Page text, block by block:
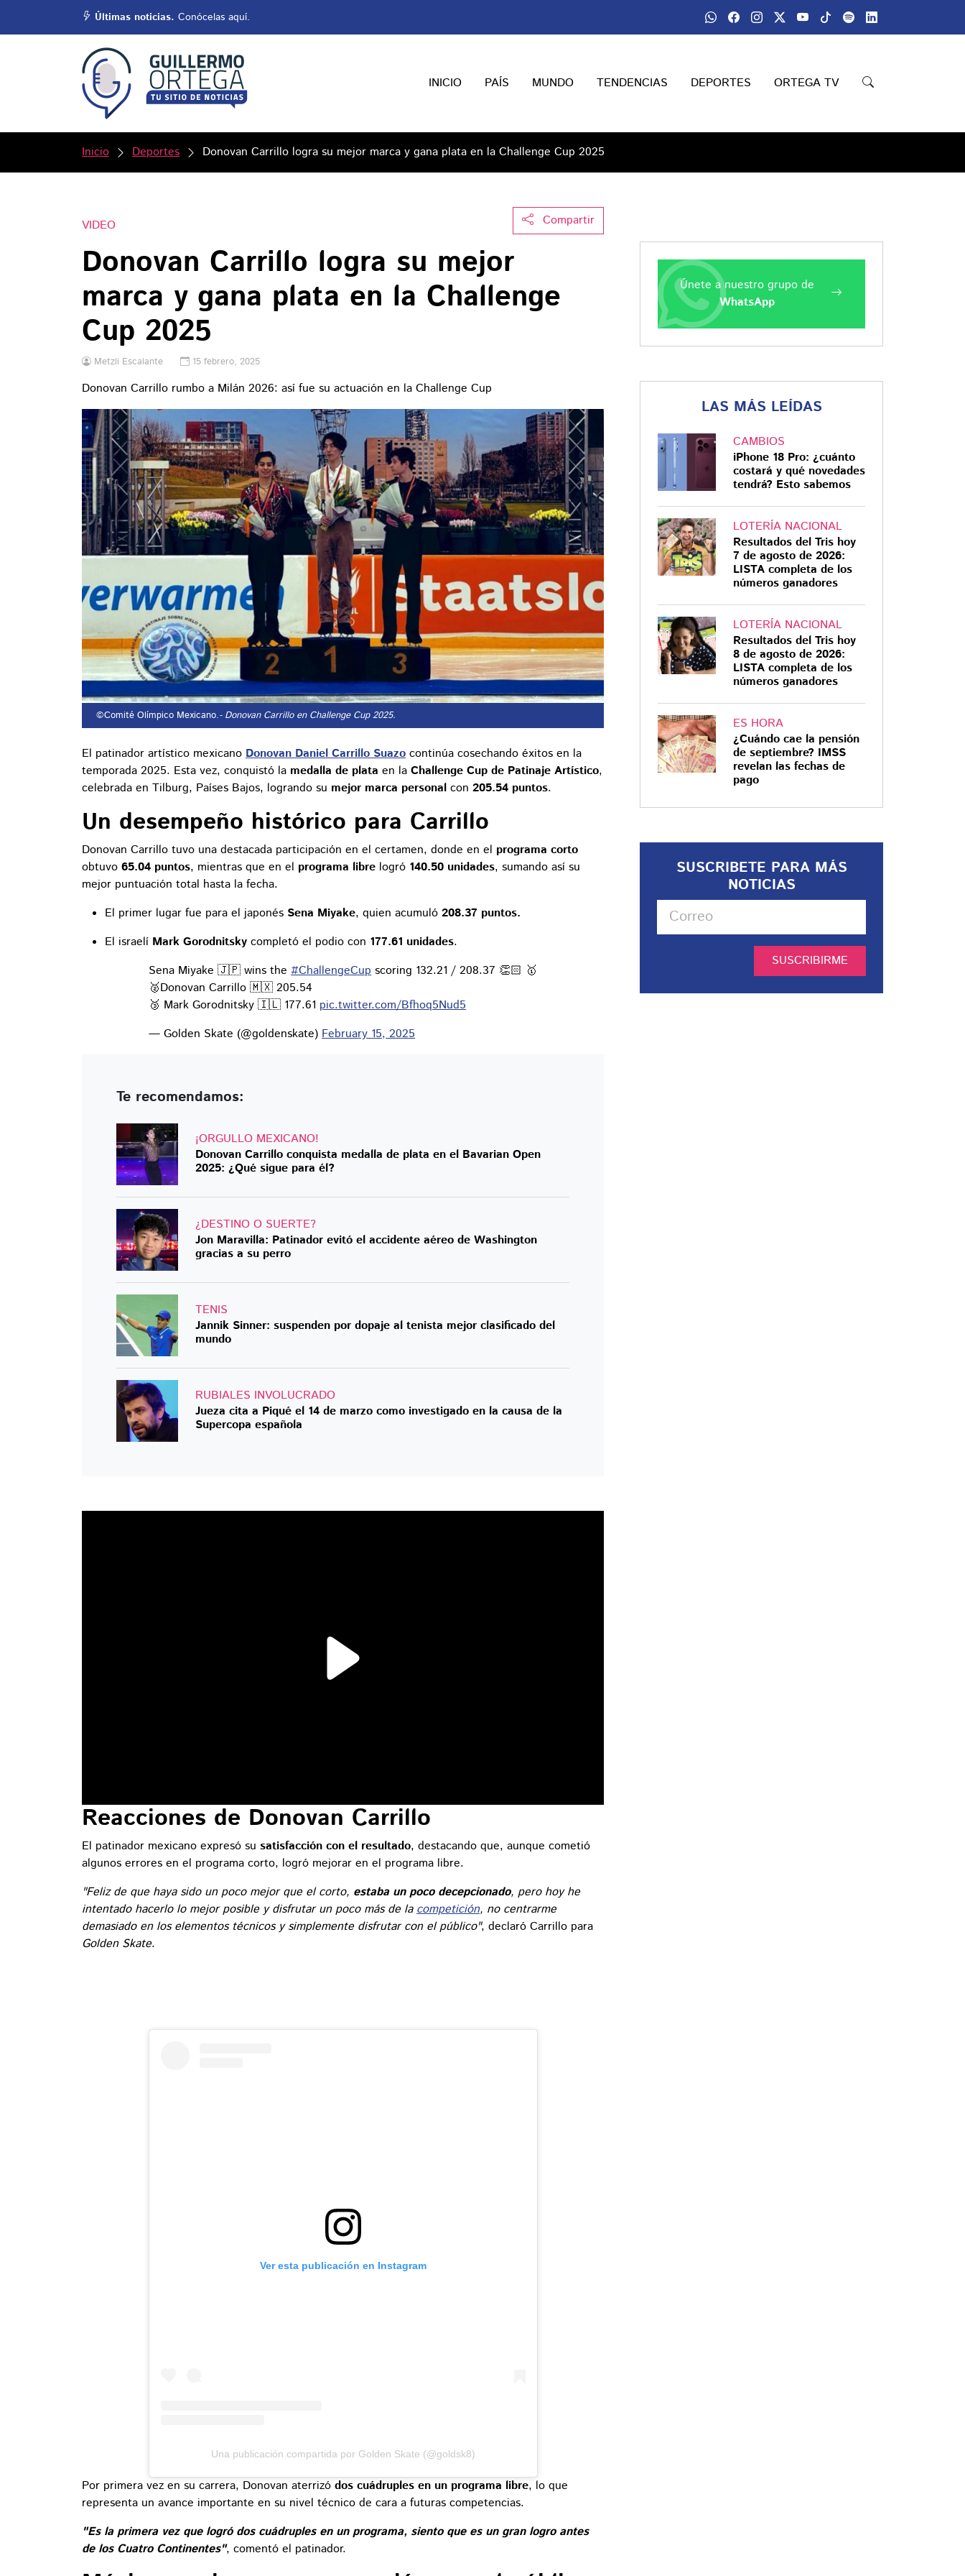
Últimas noticias. Conócelas aquí.
INICIO PAÍS MUNDO TENDENCIAS DEPORTES ORTEGA TV
Inicio Deportes Donovan Carrillo logra su mejor marca y gana plata en la Challenge Cup 2025
Compartir
VIDEO
Donovan Carrillo logra su mejor
marca y gana plata en la Challenge
Cup 2025
Metzli Escalante 15 febrero, 2025
Donovan Carrillo rumbo a Milán 2026: así fue su actuación en la Challenge Cup
©Comité Olímpico Mexicano.- Donovan Carrillo en Challenge Cup 2025.
El patinador artístico mexicano Donovan Daniel Carrillo Suazo continúa cosechando éxitos en la
temporada 2025. Esta vez, conquistó la medalla de plata en la Challenge Cup de Patinaje Artístico,
celebrada en Tilburg, Países Bajos, logrando su mejor marca personal con 205.54 puntos.
Un desempeño histórico para Carrillo
Donovan Carrillo tuvo una destacada participación en el certamen, donde en el programa corto
obtuvo 65.04 puntos, mientras que en el programa libre logró 140.50 unidades, sumando así su
mejor puntuación total hasta la fecha.
El primer lugar fue para el japonés Sena Miyake, quien acumuló 208.37 puntos.
El israelí Mark Gorodnitsky completó el podio con 177.61 unidades.
Sena Miyake 🇯🇵 wins the#ChallengeCupscoring 132.21 / 208.37 👏🏻 🥇
🥈Donovan Carrillo 🇲🇽 205.54
🥉 Mark Gorodnitsky 🇮🇱 177.61 pic.twitter.com/Bfhoq5Nud5
— Golden Skate (@goldenskate)February 15, 2025
Te recomendamos:
¡ORGULLO MEXICANO!
Donovan Carrillo conquista medalla de plata en el Bavarian Open
2025: ¿Qué sigue para él?
¿DESTINO O SUERTE?
Jon Maravilla: Patinador evitó el accidente aéreo de Washington
gracias a su perro
TENIS
Jannik Sinner: suspenden por dopaje al tenista mejor clasificado del
mundo
RUBIALES INVOLUCRADO
Jueza cita a Piqué el 14 de marzo como investigado en la causa de la
Supercopa española
Reacciones de Donovan Carrillo
El patinador mexicano expresó su satisfacción con el resultado, destacando que, aunque cometió
algunos errores en el programa corto, logró mejorar en el programa libre.
"Feliz de que haya sido un poco mejor que el corto, estaba un poco decepcionado, pero hoy he
intentado hacerlo lo mejor posible y disfrutar un poco más de lacompetición, no centrarme
demasiado en los elementos técnicos y simplemente disfrutar con el público", declaró Carrillo para
Golden Skate.
Ver esta publicación en Instagram
Una publicación compartida por Golden Skate (@goldsk8)
Por primera vez en su carrera, Donovan aterrizó dos cuádruples en un programa libre, lo que
representa un avance importante en su nivel técnico de cara a futuras competencias.
"Es la primera vez que logró dos cuádruples en un programa, siento que es un gran logro antes
de los Cuatro Continentes", comentó el patinador.
Únete a nuestro grupo de
WhatsApp
LAS MÁS LEÍDAS
CAMBIOS
iPhone 18 Pro: ¿cuánto
costará y qué novedades
tendrá? Esto sabemos
LOTERÍA NACIONAL
Resultados del Tris hoy
7 de agosto de 2026:
LISTA completa de los
números ganadores
LOTERÍA NACIONAL
Resultados del Tris hoy
8 de agosto de 2026:
LISTA completa de los
números ganadores
ES HORA
¿Cuándo cae la pensión
de septiembre? IMSS
revelan las fechas de
pago
SUSCRIBETE PARA MÁS
NOTICIAS
SUSCRIBIRME